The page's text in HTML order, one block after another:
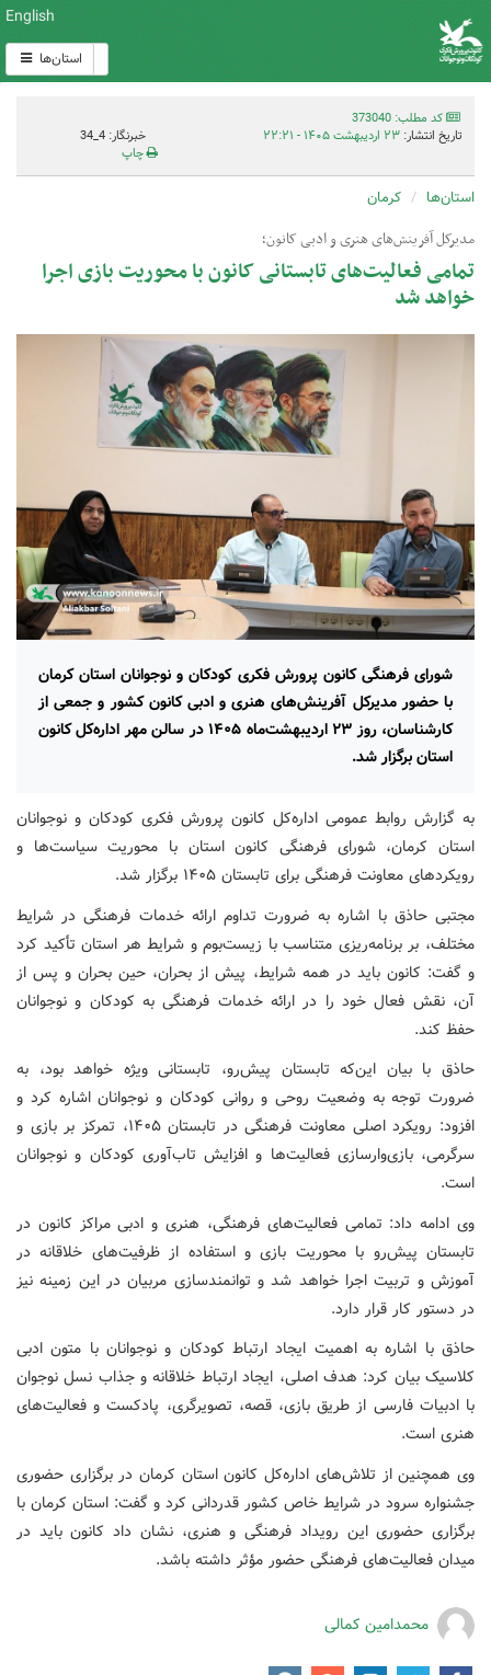
English
استان‌ها
کد مطلب: 373040
تاریخ انتشار: ۲۳ اردیبهشت ۱۴۰۵ - ۲۲:۲۱
خبرنگار: 4_34
چاپ
استان‌ها کرمان
مدیرکل آفرینش‌های هنری و ادبی کانون؛
تمامی فعالیت‌های تابستانی کانون با محوریت بازی اجرا
خواهد شد
شورای فرهنگی کانون پرورش فکری کودکان و نوجوانان استان کرمان
با حضور مدیرکل آفرینش‌های هنری و ادبی کانون کشور و جمعی از
کارشناسان، روز ۲۳ اردیبهشت‌ماه ۱۴۰۵ در سالن مهر اداره‌کل کانون
استان برگزار شد.
به گزارش روابط عمومی اداره‌کل کانون پرورش فکری کودکان و نوجوانان
استان کرمان، شورای فرهنگی کانون استان با محوریت سیاست‌ها و
رویکردهای معاونت فرهنگی برای تابستان ۱۴۰۵ برگزار شد.
مجتبی حاذق با اشاره به ضرورت تداوم ارائه خدمات فرهنگی در شرایط
مختلف، بر برنامه‌ریزی متناسب با زیست‌بوم و شرایط هر استان تأکید کرد
و گفت: کانون باید در همه شرایط، پیش از بحران، حین بحران و پس از
آن، نقش فعال خود را در ارائه خدمات فرهنگی به کودکان و نوجوانان
حفظ کند.
حاذق با بیان این‌که تابستان پیش‌رو، تابستانی ویژه خواهد بود، به
ضرورت توجه به وضعیت روحی و روانی کودکان و نوجوانان اشاره کرد و
افزود: رویکرد اصلی معاونت فرهنگی در تابستان ۱۴۰۵، تمرکز بر بازی و
سرگرمی، بازی‌وارسازی فعالیت‌ها و افزایش تاب‌آوری کودکان و نوجوانان
است.
وی ادامه داد: تمامی فعالیت‌های فرهنگی، هنری و ادبی مراکز کانون در
تابستان پیش‌رو با محوریت بازی و استفاده از ظرفیت‌های خلاقانه در
آموزش و تربیت اجرا خواهد شد و توانمندسازی مربیان در این زمینه نیز
در دستور کار قرار دارد.
حاذق با اشاره به اهمیت ایجاد ارتباط کودکان و نوجوانان با متون ادبی
کلاسیک بیان کرد: هدف اصلی، ایجاد ارتباط خلاقانه و جذاب نسل نوجوان
با ادبیات فارسی از طریق بازی، قصه، تصویرگری، پادکست و فعالیت‌های
هنری است.
وی همچنین از تلاش‌های اداره‌کل کانون استان کرمان در برگزاری حضوری
جشنواره سرود در شرایط خاص کشور قدردانی کرد و گفت: استان کرمان با
برگزاری حضوری این رویداد فرهنگی و هنری، نشان داد کانون باید در
میدان فعالیت‌های فرهنگی حضور مؤثر داشته باشد.
محمدامین کمالی